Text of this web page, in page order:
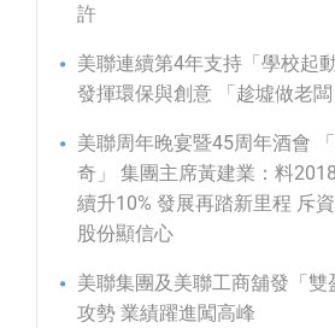
許
美聯連續第4年支持「學校起
發揮環保與創意 「趁墟做老
美聯周年晚宴暨45周年酒會
奇」 集團主席黃建業：料
續升10% 發展再踏新里程 斥
股份顯信心
美聯集團及美聯工商舖發「雙
攻勢 業績躍進闖高峰